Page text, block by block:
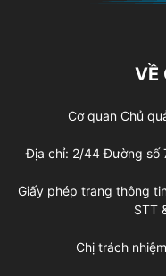
VỀ
Cơ quan Chủ
Địa chỉ: 2/44 Đường số
Giấy phép trang thông
STT
Chị trách